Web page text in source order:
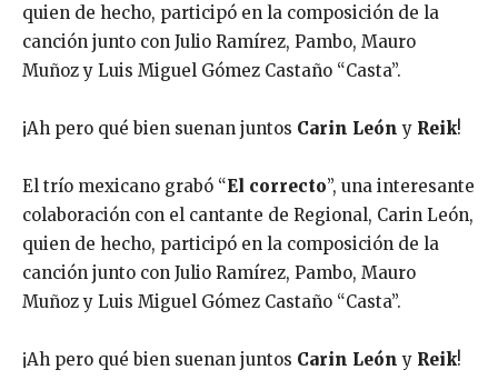
quien de hecho, participó en la composición de la
canción junto con Julio Ramírez, Pambo, Mauro
Muñoz y Luis Miguel Gómez Castaño “Casta”.
¡Ah pero qué bien suenan juntos Carin León y Reik!
El trío mexicano grabó “El correcto”, una interesante
colaboración con el cantante de Regional, Carin León,
quien de hecho, participó en la composición de la
canción junto con Julio Ramírez, Pambo, Mauro
Muñoz y Luis Miguel Gómez Castaño “Casta”.
¡Ah pero qué bien suenan juntos Carin León y Reik!